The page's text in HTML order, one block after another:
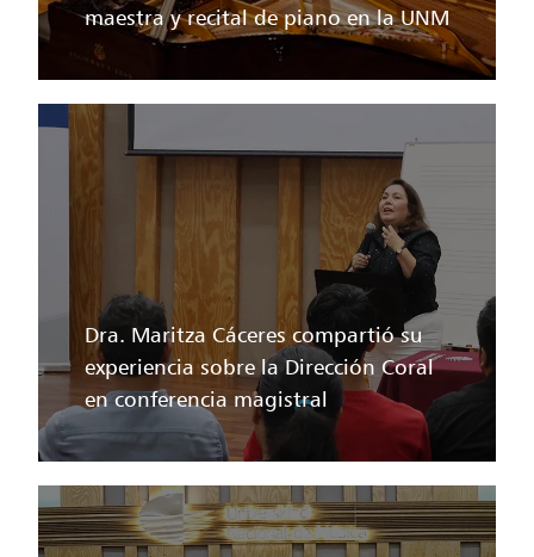
maestra y recital de piano en la UNM
Dra. Maritza Cáceres compartió su
experiencia sobre la Dirección Coral
en conferencia magistral